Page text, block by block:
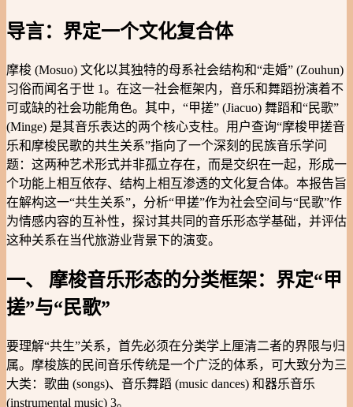
导言：界定一个文化复合体
摩梭 (Mosuo) 文化以其独特的母系社会结构和“走婚” (Zouhun)
习俗而闻名于世 1。在这一社会框架内，音乐和舞蹈扮演着不
可或缺的社会功能角色。其中，“甲搓” (Jiacuo) 舞蹈和“民歌”
(Minge) 是其音乐表达的两个核心支柱。用户查询“摩梭甲搓音
乐和摩梭民歌的共生关系”指向了一个深刻的民族音乐学问
题：这两种艺术形式并非孤立存在，而是交织在一起，形成一
个功能上相互依存、结构上相互渗透的文化复合体。本报告旨
在解构这一“共生关系”，分析“甲搓”作为社会空间与“民歌”作
为情感内容的互补性，探讨其共同的音乐形态学基础，并评估
这种关系在当代旅游业背景下的演变。
一、 摩梭音乐形态的分类框架：界定“甲
搓”与“民歌”
要理解“共生”关系，首先必须在分类学上厘清二者的界限与归
属。摩梭族的民间音乐传统是一个广泛的体系，可大致分为三
大类：歌曲 (songs)、音乐舞蹈 (music dances) 和器乐音乐
(instrumental music) 3。